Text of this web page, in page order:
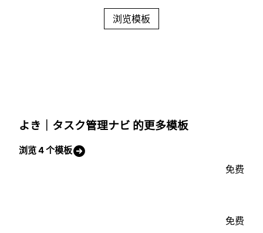
浏览模板
よき｜タスク管理ナビ 的更多模板
浏览 4 个模板
免费
免费